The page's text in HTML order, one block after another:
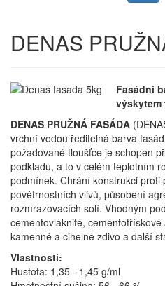
DENAS
Fasádní
výskytem
DENAS PRUŽNÁ FASÁDA
vrchní vodou ředitelná barva
požadované tloušťce je schopen
podkladu, a to v celém teplotním
podmínek. Chrání konstrukci proti
povětrnostních vlivů, působení
rozmrazovacích solí. Vhodným
cementovláknité,
kamenné a cihelné zdivo a další
Vlastnosti:
Hustota: 1,35 - 1,45 g/ml